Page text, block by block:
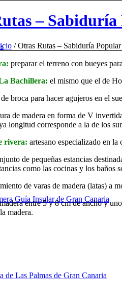
Guía Insular de Gran Canaria
de Las Palmas de Gran Canaria
–
/ Otras Rutas – Sabiduría Popular
preparar el terreno con bueyes
Bachillera: el mismo que el de
broca para hacer agujeros en el
de madera en forma de V
longitud corresponde a la de los
rivera: artesano especializado en la
de pequeñas estancias
como las cocinas y los baños
de varas de madera (latas) a
entre 5 y 8 cm de ancho y
madera.